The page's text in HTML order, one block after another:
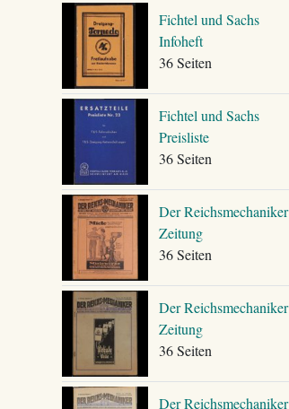
Fichtel und Sachs
Infoheft
36 Seiten
Fichtel und Sachs
Preisliste
36 Seiten
Der Reichsmechaniker
Zeitung
36 Seiten
Der Reichsmechaniker
Zeitung
36 Seiten
Der Reichsmechaniker